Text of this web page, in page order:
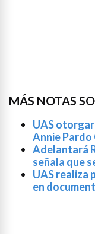
MÁS NOTAS
UAS
Annie Pardo
Adelantará
señala que
UAS realiza
en